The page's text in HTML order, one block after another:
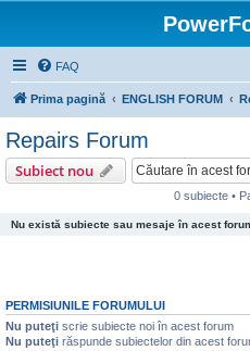
FAQ
Prima pagină ENGLISH FORUM
Repairs Forum
Subiect nou
0 subiecte •
Nu există subiecte sau mesaje în acest
PERMISIUNILE FORUMULUI
Nu puteţi scrie subiecte noi în acest forum
Nu puteţi răspunde subiectelor din acest